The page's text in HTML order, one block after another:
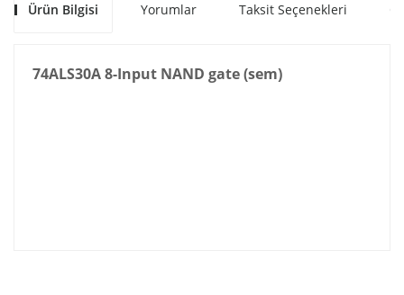
Ürün Bilgisi Yorumlar Taksit Seçenekleri
74ALS30A 8-Input NAND gate (sem)